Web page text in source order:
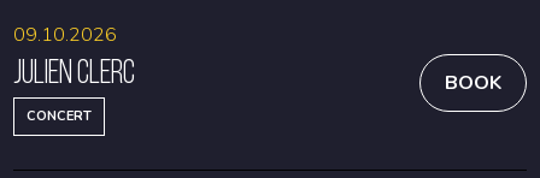
Julien Clerc
CONCERT
09.10.2026
BOOK